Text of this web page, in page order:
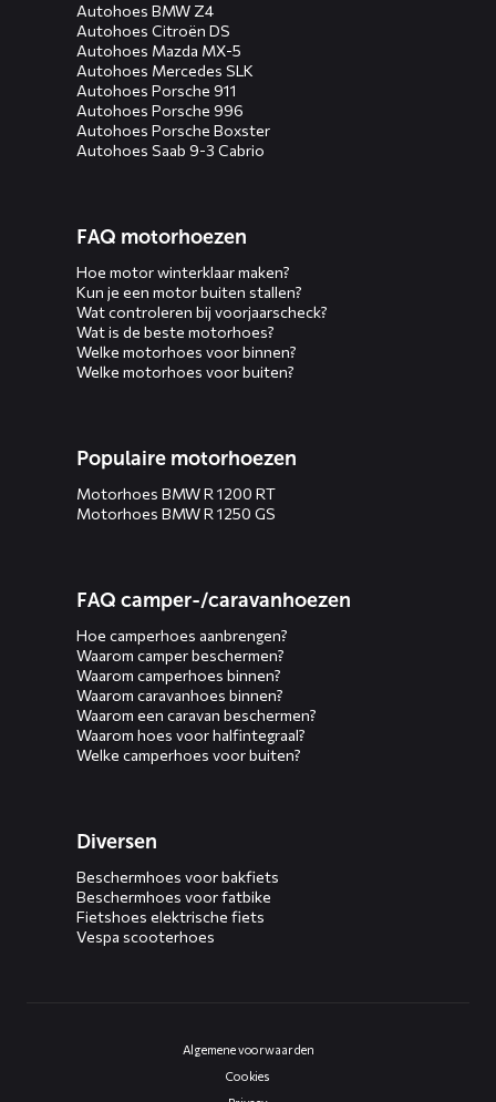
Autohoes BMW Z4
Autohoes Citroën DS
Autohoes Mazda MX-5
Autohoes Mercedes SLK
Autohoes Porsche 911
Autohoes Porsche 996
Autohoes Porsche Boxster
Autohoes Saab 9-3 Cabrio
FAQ motorhoezen
Hoe motor winterklaar maken?
Kun je een motor buiten stallen?
Wat controleren bij voorjaarscheck?
Wat is de beste motorhoes?
Welke motorhoes voor binnen?
Welke motorhoes voor buiten?
Populaire motorhoezen
Motorhoes BMW R 1200 RT
Motorhoes BMW R 1250 GS
FAQ camper-/caravanhoezen
Hoe camperhoes aanbrengen?
Waarom camper beschermen?
Waarom camperhoes binnen?
Waarom caravanhoes binnen?
Waarom een caravan beschermen?
Waarom hoes voor halfintegraal?
Welke camperhoes voor buiten?
Diversen
Beschermhoes voor bakfiets
Beschermhoes voor fatbike
Fietshoes elektrische fiets
Vespa scooterhoes
Algemene voorwaarden
Cookies